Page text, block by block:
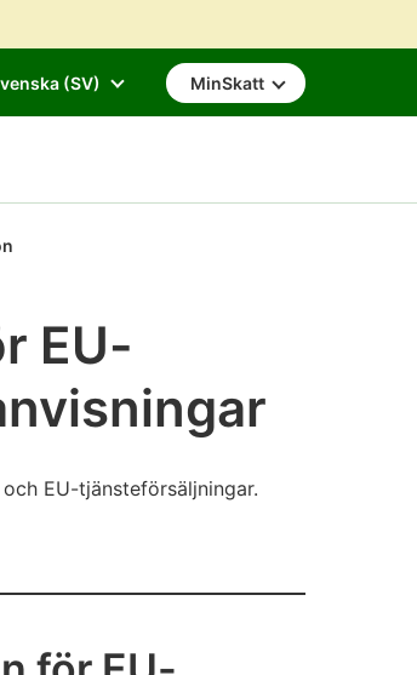
(SV) MinSkatt
EU-
EU-tjänsteförsäljningar.